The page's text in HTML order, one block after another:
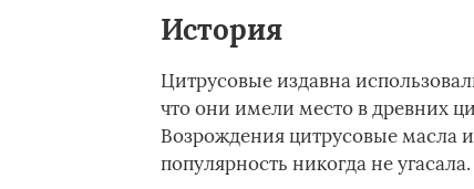
История
Цитрусовые издавна
что они имели место в древних
Возрождения цитрусовые масла
популярность никогда не угасала.